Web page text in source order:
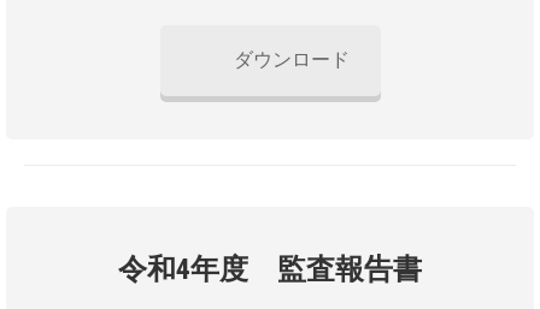
ダウンロード
令和4年度 監査報告書